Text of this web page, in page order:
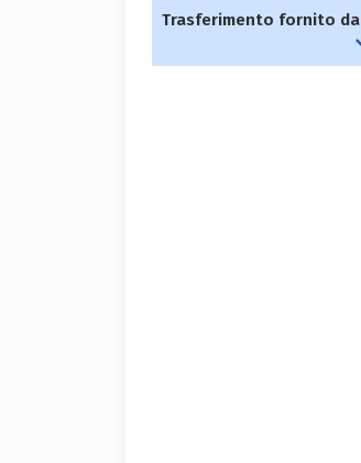
Trasferimento fornito da